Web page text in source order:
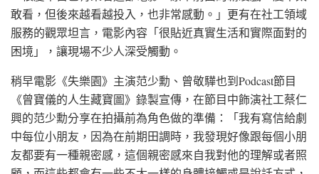
敢看，但後來越看越投入，也非常感動。」更有在社工領域
服務的觀眾坦言，電影內容「很貼近真實生活和實際面對的
困境」，讓現場不少人深受觸動。
稍早電影《失樂園》主演范少勳、曾敬驊也到Podcast節目
《曾寶儀的人生藏寶圖》錄製宣傳，在節目中飾演社工蔡仁
興的范少勳分享在拍攝前為角色做的準備：「我有寫信給劇
中每位小朋友，因為在前期田調時，我發現好像跟每個小朋
友都要有一種親密感，這個親密感來自我對他的理解或者照